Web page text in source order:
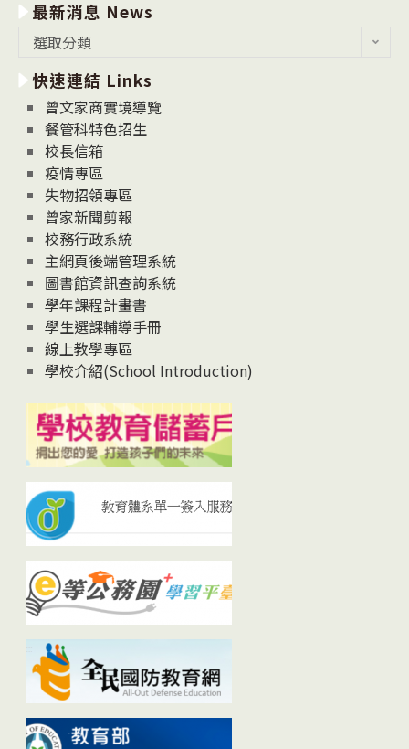
最新消息 News
消
息
News
選取分類
快速連結 Links
曾文家商實境導覽
餐管科特色招生
校長信箱
疫情專區
失物招領專區
曾家新聞剪報
校務行政系統
主網頁後端管理系統
圖書館資訊查詢系統
學年課程計畫書
學生選課輔導手冊
線上教學專區
學校介紹(School Introduction)